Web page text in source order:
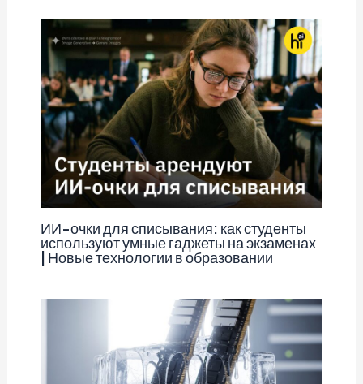
ИИ-очки для списывания: как студенты
используют умные гаджеты на экзаменах
| Новые технологии в образовании